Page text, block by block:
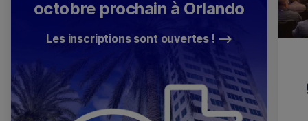
octobre prochain à Orlando
Les inscriptions sont ouvertes !